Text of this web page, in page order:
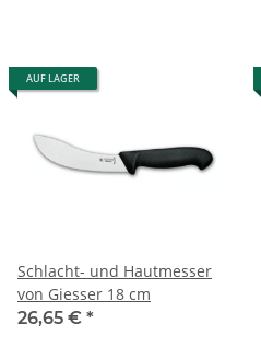
AUF LAGER
Schlacht- und Hautmesser
von Giesser 18 cm
26,65 € *